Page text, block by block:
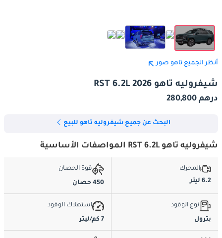
أنظر الجميع تاهو صور
شيفروليه تاهو RST 6.2L 2026
درهم 280,800
البحث عن جميع شيفروليه تاهو للبيع
شيفروليه تاهو RST 6.2L المواصفات الأساسية
المحرك
6.2 ليتر
قوة الحصان
450 حصان
نوع الوقود
بترول
استهلاك الوقود
7 كم/ليتر